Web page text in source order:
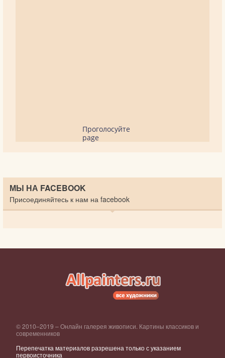
Проголосуйте
page
МЫ НА FACEBOOK
Присоединяйтесь к нам на facebook
© 2010–2019 – Онлайн галерея живописи. Картины классиков и
современников
Перепечатка материалов разрешена только с указанием
первоисточника